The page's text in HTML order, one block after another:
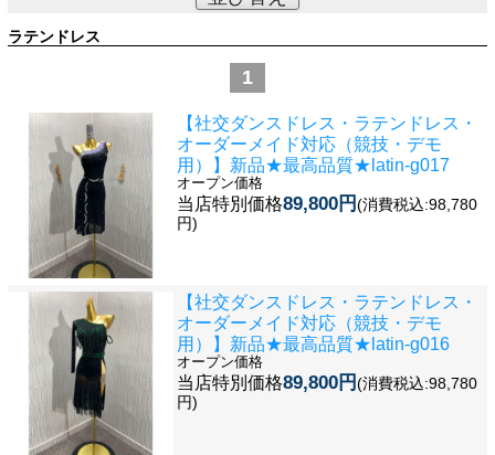
ラテンドレス
1
【社交ダンスドレス・ラテンドレス・
オーダーメイド対応（競技・デモ
用）】新品★最高品質★latin-g017
オープン価格
当店特別価格89,800円(消費税込:98,780
円)
【社交ダンスドレス・ラテンドレス・
オーダーメイド対応（競技・デモ
用）】新品★最高品質★latin-g016
オープン価格
当店特別価格89,800円(消費税込:98,780
円)